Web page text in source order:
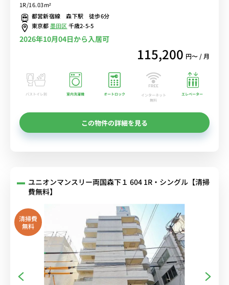
ワークにもおすすめ♪■都営新宿線・大江戸線の２路線利用可能/新
宿まで乗換なしでアクセス■選べるWi-Fi格安レンタル中！
1R/16.03m²
都営新宿線 森下駅 徒歩6分
東京都墨田区千歳2-5-5
2026年10月04日から入居可
115,200 円〜 / 月
バストイレ別 室内洗濯機 オートロック
インターネット
無料
エレベーター
この物件の詳細を見る
ユニオンマンスリー両国森下１ 604 1R・シングル【清掃
費無料】
清掃費
無料